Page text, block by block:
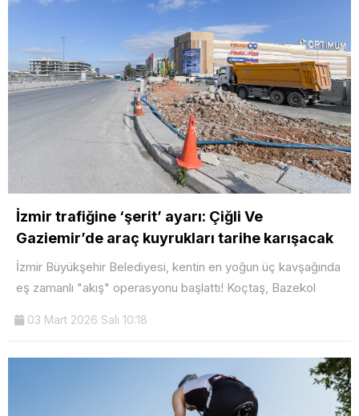
İzmir trafiğine ‘şerit’ ayarı: Çiğli Ve
Gaziemir’de araç kuyrukları tarihe karışacak
İzmir Büyükşehir Belediyesi, kentin en yoğun üç kavşağında
eş zamanlı "akış" operasyonu başlattı! Koçtaş, Bazekol
03 Mart 2026 Salı 10:18